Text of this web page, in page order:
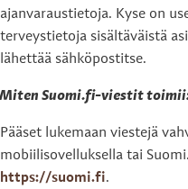
ajanvaraustietoja. Kyse on
terveystietoja sisältäväistä
lähettää sähköpostitse.
Miten Suomi.fi-viestit
Pääset lukemaan viestejä
mobiilisovelluksella tai
https://suomi.fi.